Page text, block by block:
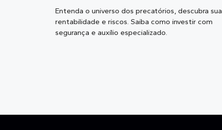
Entenda o universo dos precatórios, descubra sua
rentabilidade e riscos. Saiba como investir com
segurança e auxílio especializado.